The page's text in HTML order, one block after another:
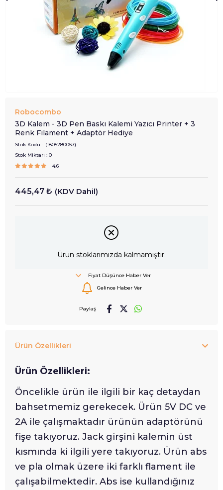
Robocombo
3D Kalem - 3D Pen Baskı Kalemi Yazıcı Printer + 3
Renk Filament + Adaptör Hediye
Stok Kodu
(1805280057)
Stok Miktarı : 0
4.6
445,47 ₺ (KDV Dahil)
Ürün stoklarımızda kalmamıştır.
Fiyat Düşünce Haber Ver
Gelince Haber Ver
Paylaş
Ürün Özellikleri
Ürün Özellikleri:
Öncelikle ürün ile ilgili bir kaç detaydan
bahsetmemiz gerekecek. Ürün 5V DC ve
2A ile çalışmaktadır ürünün adaptörünü
fişe takıyoruz. Jack girşini kalemin üst
kısmında ki ilgili yere takıyoruz. Ürün abs
ve pla olmak üzere iki farklı flament ile
çalışabilmektedir. Abs ise kullandığınız